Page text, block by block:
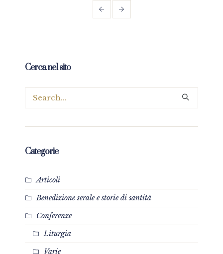
Cerca nel sito
Categorie
Articoli
Benedizione serale e storie di santità
Conferenze
Liturgia
Varie